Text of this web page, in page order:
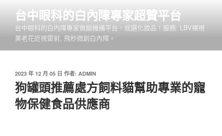
內
台中眼科的白內障專家超贊平台
台中眼科的白內障專家做臉機構平台，就選化妝品！服務: LBV裸視
美老花近視雷射, 飛秒微創白內障。
發
佈
於
2023 年 12 月 05 日 作者: ADMIN
狗罐頭推薦處方飼料貓幫助專業的寵
物保健食品供應商